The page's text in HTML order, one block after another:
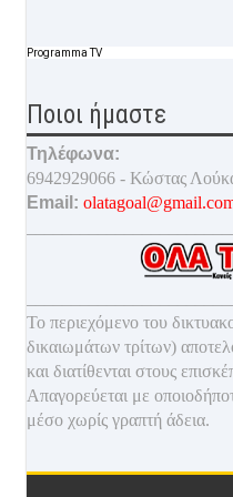
Programma TV
Ποιοι ήμαστε
Τηλέφωνα:
6942929066 - Κώστας
Email:
Το περιεχόμενο του
δικαιωμάτων τρίτων)
και διατίθενται στους
Απαγορεύεται με οποιοδ
μέσο χωρίς γραπτή άδεια.